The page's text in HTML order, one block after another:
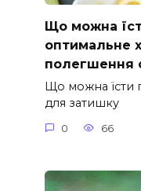
Що можна
оптимальне
полегшення
Що можна їсти
для затишку
0 66